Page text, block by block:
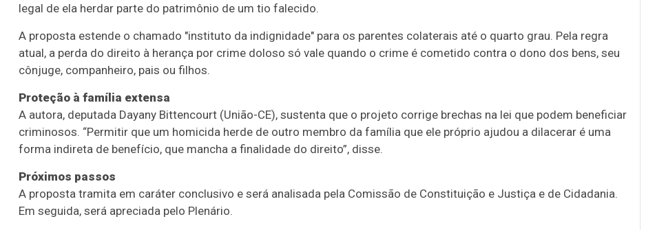
legal de ela herdar parte do patrimônio de um tio falecido.
A proposta estende o chamado "instituto da indignidade" para os parentes colaterais até o quarto grau. Pela regra
atual, a perda do direito à herança por crime doloso só vale quando o crime é cometido contra o dono dos bens, seu
cônjuge, companheiro, pais ou filhos.
Proteção à família extensa
A autora, deputada Dayany Bittencourt (União-CE), sustenta que o projeto corrige brechas na lei que podem beneficiar
criminosos. “Permitir que um homicida herde de outro membro da família que ele próprio ajudou a dilacerar é uma
forma indireta de benefício, que mancha a finalidade do direito”, disse.
Próximos passos
A proposta tramita em caráter conclusivo e será analisada pela Comissão de Constituição e Justiça e de Cidadania.
Em seguida, será apreciada pelo Plenário.